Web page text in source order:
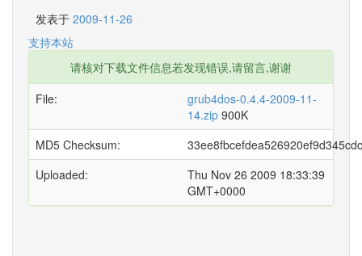
发表于 2009-11-26
支持本站
请核对下载文件信息若发现错误,请留言,谢谢
File:
grub4dos-0.4.4-2009-11-
14.zip 900K
MD5 Checksum:
Uploaded:
Thu Nov 26 2009 18:33:39
GMT+0000